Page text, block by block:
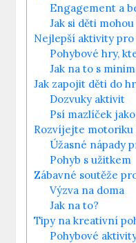
Engagement a
Jak si děti
Nejlepší aktivity
Pohybové hry,
Jak na to s
Jak zapojit děti do
Dozvuky aktivit
Psí mazlíček
Rozvíjejte
Úžasné nápady
Pohyb s užitkem
Zábavné soutěže
Výzva na doma
Jak na to?
Tipy na kreativní
Pohybové